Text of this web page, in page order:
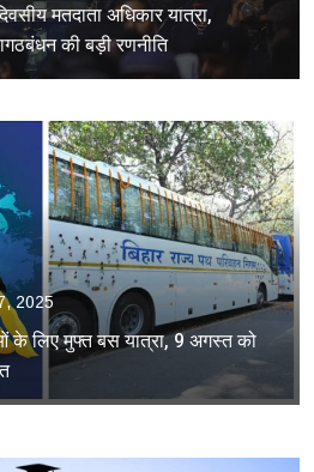
मतदाता अधिकार यात्रा,
की बड़ी रणनीति
2025
के लिए मुफ्त बस यात्रा, 9 अगस्त को